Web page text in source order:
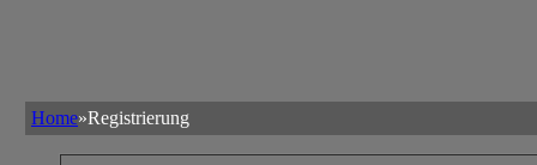
Home»Registrierung